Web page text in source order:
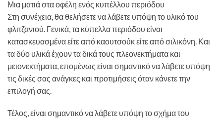
Μια ματιά στα οφέλη ενός κυπέλλου περιόδου
Στη συνέχεια, θα θελήσετε να λάβετε υπόψη το υλικό του
φλιτζανιού. Γενικά, τα κύπελλα περιόδου είναι
κατασκευασμένα είτε από καουτσούκ είτε από σιλικόνη. Και
τα δύο υλικά έχουν τα δικά τους πλεονεκτήματα και
μειονεκτήματα, επομένως είναι σημαντικό να λάβετε υπόψη
τις δικές σας ανάγκες και προτιμήσεις όταν κάνετε την
επιλογή σας.
Τέλος, είναι σημαντικό να λάβετε υπόψη το σχήμα του